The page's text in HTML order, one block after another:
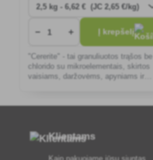
− + Į krepšelį
"Cererite" - tai granuliuotos trąšos be
chlorido su mikroelementais, skirtos
vaisiams, daržovėms, apyniams ir
Klientams